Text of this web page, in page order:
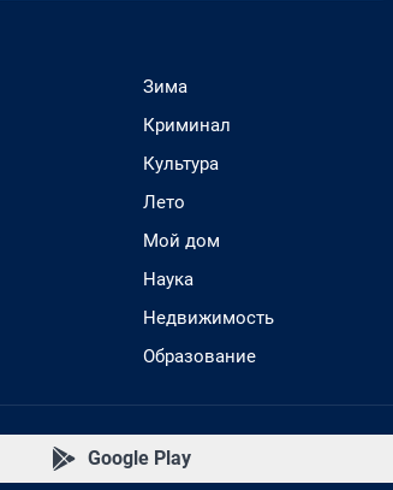
Зима
Криминал
Культура
Лето
Мой дом
Наука
Недвижимость
Образование
Google Play